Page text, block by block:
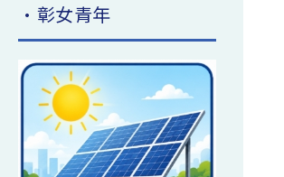
•彰女青年